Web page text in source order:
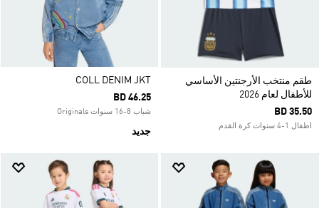
طقم منتخب الأرجنتين الأساسي
للأطفال لعام 2026
BD 35.50
اطفال 1-4 سنوات كرة القدم
COLL DENIM JKT
BD 46.25
شباب 8-16 سنوات Originals
جديد